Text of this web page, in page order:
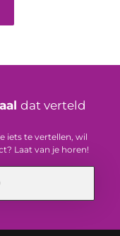
dat verteld
iets te vertellen, wil
Laat van je horen!